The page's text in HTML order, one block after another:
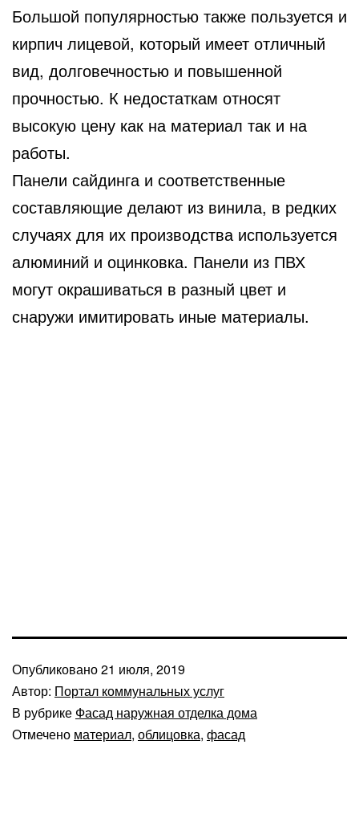
Большой популярностью также пользуется и
кирпич лицевой, который имеет отличный
вид, долговечностью и повышенной
прочностью. К недостаткам относят
высокую цену как на материал так и на
работы.
Панели сайдинга и соответственные
составляющие делают из винила, в редких
случаях для их производства используется
алюминий и оцинковка. Панели из ПВХ
могут окрашиваться в разный цвет и
снаружи имитировать иные материалы.
Опубликовано21 июля, 2019
Автор: Портал коммунальных услуг
В рубрике Фасад наружная отделка дома
Отмечено материал, облицовка, фасад